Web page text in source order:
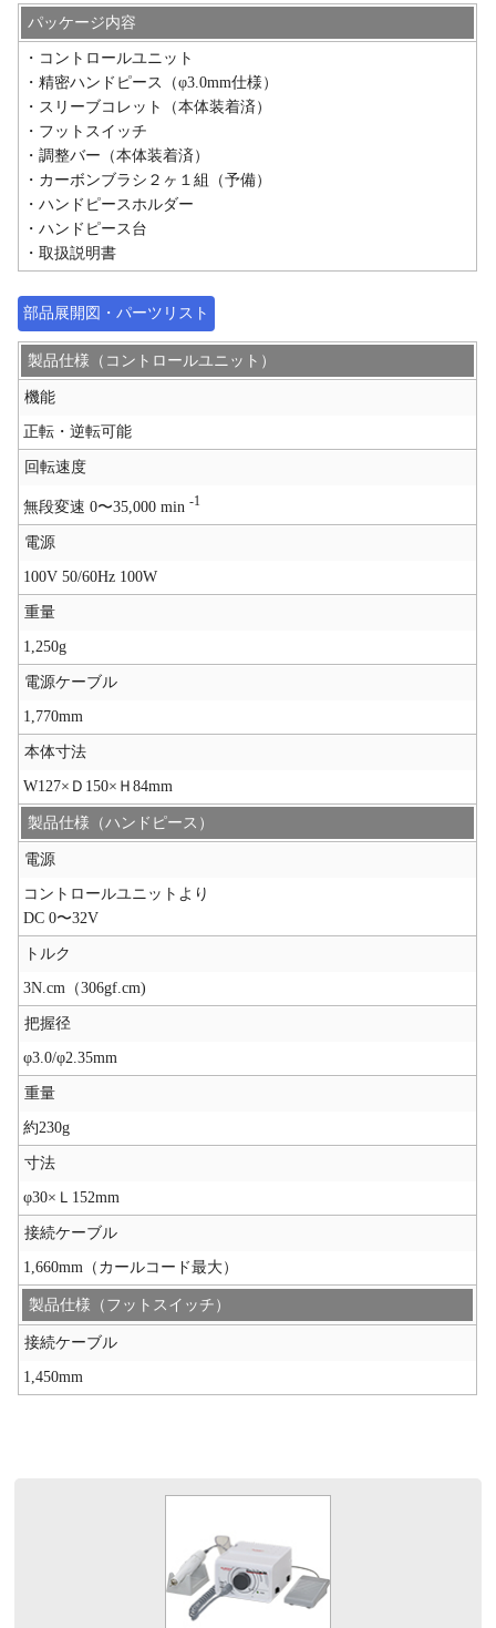
パッケージ内容
・コントロールユニット
・精密ハンドピース（φ3.0mm仕様）
・スリーブコレット（本体装着済）
・フットスイッチ
・調整バー（本体装着済）
・カーボンブラシ２ヶ１組（予備）
・ハンドピースホルダー
・ハンドピース台
・取扱説明書
部品展開図・パーツリスト
製品仕様（コントロールユニット）
機能
正転・逆転可能
回転速度
無段変速 0〜35,000 min-1
電源
100V 50/60Hz 100W
重量
1,250g
電源ケーブル
1,770mm
本体寸法
W127×Ｄ150×Ｈ84mm
製品仕様（ハンドピース）
電源
コントロールユニットより
DC 0〜32V
トルク
3N.cm（306gf.cm)
把握径
φ3.0/φ2.35mm
重量
約230g
寸法
φ30×Ｌ152mm
接続ケーブル
1,660mm（カールコード最大）
製品仕様（フットスイッチ）
接続ケーブル
1,450mm